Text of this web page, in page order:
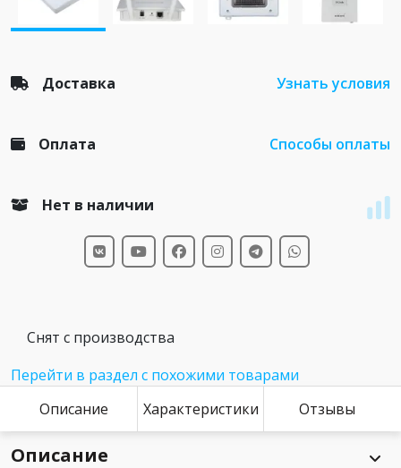
Доставка Узнать условия
Оплата Способы оплаты
Нет в наличии
Снят с производства
Перейти в раздел с похожими товарами
Описание
Характеристики Отзывы
Описание